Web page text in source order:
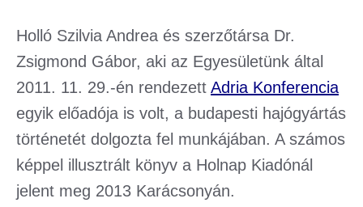
Holló Szilvia Andrea és szerzőtársa Dr.
Zsigmond Gábor, aki az Egyesületünk által
2011. 11. 29.-én rendezett Adria Konferencia
egyik előadója is volt, a budapesti hajógyártás
történetét dolgozta fel munkájában. A számos
képpel illusztrált könyv a Holnap Kiadónál
jelent meg 2013 Karácsonyán.